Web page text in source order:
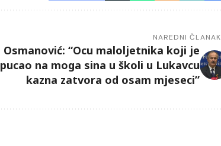
NAREDNI ČLANAK
Osmanović: “Ocu maloljetnika koji je
pucao na moga sina u školi u Lukavcu
kazna zatvora od osam mjeseci”